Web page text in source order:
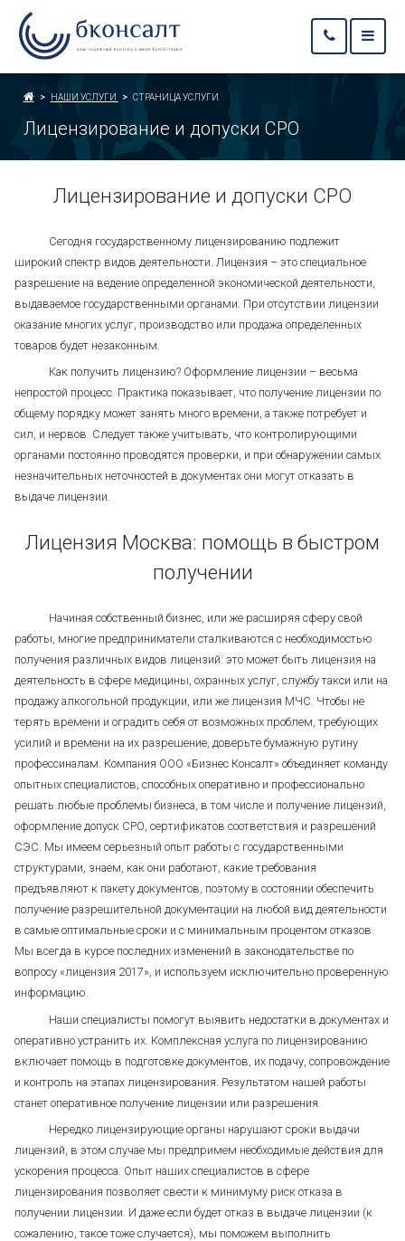
НАШИ УСЛУГИ СТРАНИЦА УСЛУГИ
Лицензирование и допуски СРО
Лицензирование и допуски СРО
Сегодня государственному лицензированию подлежит
широкий спектр видов деятельности. Лицензия – это специальное
разрешение на ведение определенной экономической деятельности,
выдаваемое государственными органами. При отсутствии лицензии
оказание многих услуг, производство или продажа определенных
товаров будет незаконным.
Как получить лицензию? Оформление лицензии – весьма
непростой процесс. Практика показывает, что получение лицензии по
общему порядку может занять много времени, а также потребует и
сил, и нервов. Следует также учитывать, что контролирующими
органами постоянно проводятся проверки, и при обнаружении самых
незначительных неточностей в документах они могут отказать в
выдаче лицензии.
Лицензия Москва: помощь в быстром
получении
Начиная собственный бизнес, или же расширяя сферу свой
работы, многие предприниматели сталкиваются с необходимостью
получения различных видов лицензий: это может быть лицензия на
деятельность в сфере медицины, охранных услуг, службу такси или на
продажу алкогольной продукции, или же лицензия МЧС. Чтобы не
терять времени и оградить себя от возможных проблем, требующих
усилий и времени на их разрешение, доверьте бумажную рутину
профессиналам. Компания ООО «Бизнес Консалт» объединяет команду
опытных специалистов, способных оперативно и профессионально
решать любые проблемы бизнеса, в том числе и получение лицензий,
оформление допуск СРО, сертификатов соответствия и разрешений
СЭС. Мы имеем серьезный опыт работы с государственными
структурами, знаем, как они работают, какие требования
предъявляют к пакету документов, поэтому в состоянии обеспечить
получение разрешительной документации на любой вид деятельности
в самые оптимальные сроки и с минимальным процентом отказов.
Мы всегда в курсе последних изменений в законодательстве по
вопросу «лицензия 2017», и используем исключительно проверенную
информацию.
Наши специалисты помогут выявить недостатки в документах и
оперативно устранить их. Комплексная услуга по лицензированию
включает помощь в подготовке документов, их подачу, сопровождение
и контроль на этапах лицензирования. Результатом нашей работы
станет оперативное получение лицензии или разрешения.
Нередко лицензирующие органы нарушают сроки выдачи
лицензий, в этом случае мы предпримем необходимые действия для
ускорения процесса. Опыт наших специалистов в сфере
лицензирования позволяет свести к минимуму риск отказа в
получении лицензии. И даже если будет отказ в выдаче лицензии (к
сожалению, такое тоже случается), мы поможем выполнить